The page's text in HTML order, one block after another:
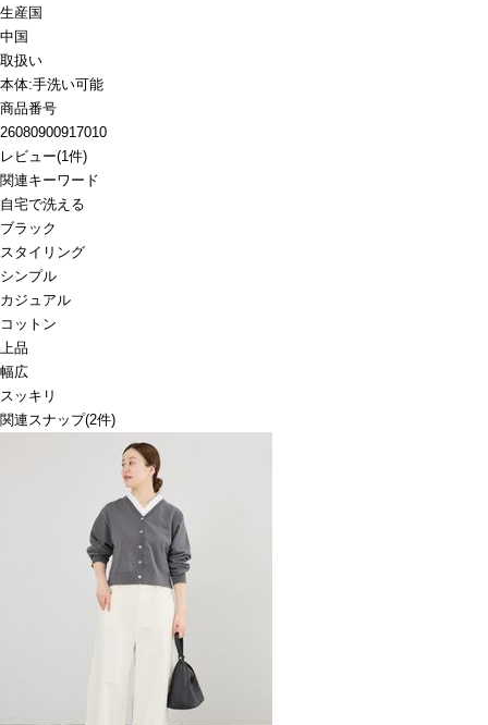
生産国
中国
取扱い
本体:手洗い可能
商品番号
26080900917010
レビュー(1件)
関連キーワード
自宅で洗える
ブラック
スタイリング
シンプル
カジュアル
コットン
上品
幅広
スッキリ
関連スナップ(2件)